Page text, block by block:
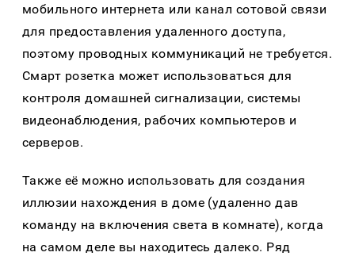
мобильного интернета или канал сотовой связи
для предоставления удаленного доступа,
поэтому проводных коммуникаций не требуется.
Смарт розетка может использоваться для
контроля домашней сигнализации, системы
видеонаблюдения, рабочих компьютеров и
серверов.
Также её можно использовать для создания
иллюзии нахождения в доме (удаленно дав
команду на включения света в комнате), когда
на самом деле вы находитесь далеко. Ряд